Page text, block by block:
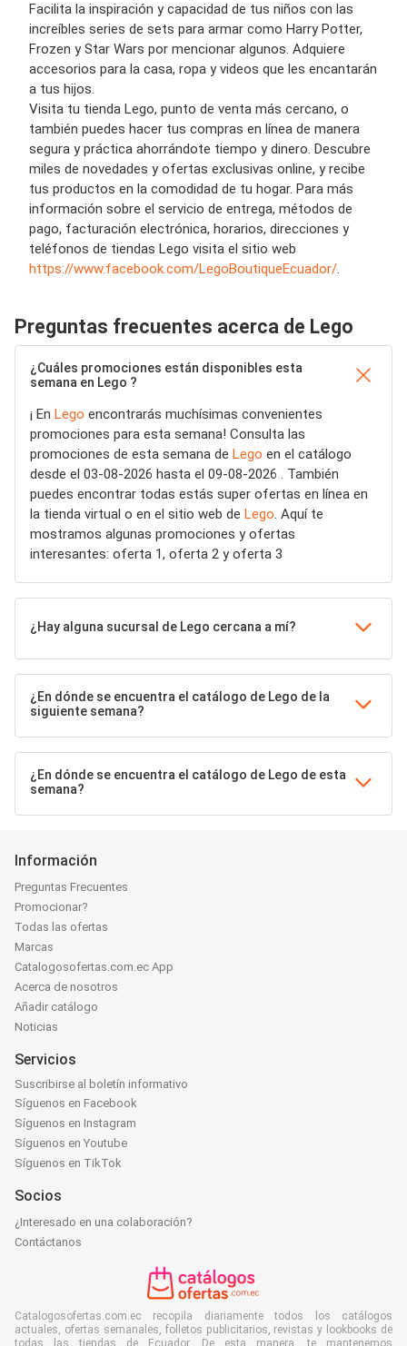
Facilita la inspiración y capacidad de tus niños con las
increíbles series de sets para armar como Harry Potter,
Frozen y Star Wars por mencionar algunos. Adquiere
accesorios para la casa, ropa y videos que les encantarán
a tus hijos.
Visita tu tienda Lego, punto de venta más cercano, o
también puedes hacer tus compras en línea de manera
segura y práctica ahorrándote tiempo y dinero. Descubre
miles de novedades y ofertas exclusivas online, y recibe
tus productos en la comodidad de tu hogar. Para más
información sobre el servicio de entrega, métodos de
pago, facturación electrónica, horarios, direcciones y
teléfonos de tiendas Lego visita el sitio web
https://www.facebook.com/LegoBoutiqueEcuador/.
Preguntas frecuentes acerca de Lego
¿Cuáles promociones están disponibles esta
semana en Lego ?
¡ En Lego encontrarás muchísimas convenientes
promociones para esta semana! Consulta las
promociones de esta semana de Lego en el catálogo
desde el 03-08-2026 hasta el 09-08-2026 . También
puedes encontrar todas estás super ofertas en línea en
la tienda virtual o en el sitio web de Lego. Aquí te
mostramos algunas promociones y ofertas
interesantes: oferta 1, oferta 2 y oferta 3
¿Hay alguna sucursal de Lego cercana a mí?
¿En dónde se encuentra el catálogo de Lego de la
siguiente semana?
¿En dónde se encuentra el catálogo de Lego de esta
semana?
Información
Preguntas Frecuentes
Promocionar?
Todas las ofertas
Marcas
Catalogosofertas.com.ec App
Acerca de nosotros
Añadir catálogo
Noticias
Servicios
Suscribirse al boletín informativo
Síguenos en Facebook
Síguenos en Instagram
Síguenos en Youtube
Síguenos en TikTok
Socios
¿Interesado en una colaboración?
Contáctanos
Catalogosofertas.com.ec recopila diariamente todos los catálogos
actuales, ofertas semanales, folletos publicitarios, revistas y lookbooks de
todas las tiendas de Ecuador. De esta manera, te mantenemos